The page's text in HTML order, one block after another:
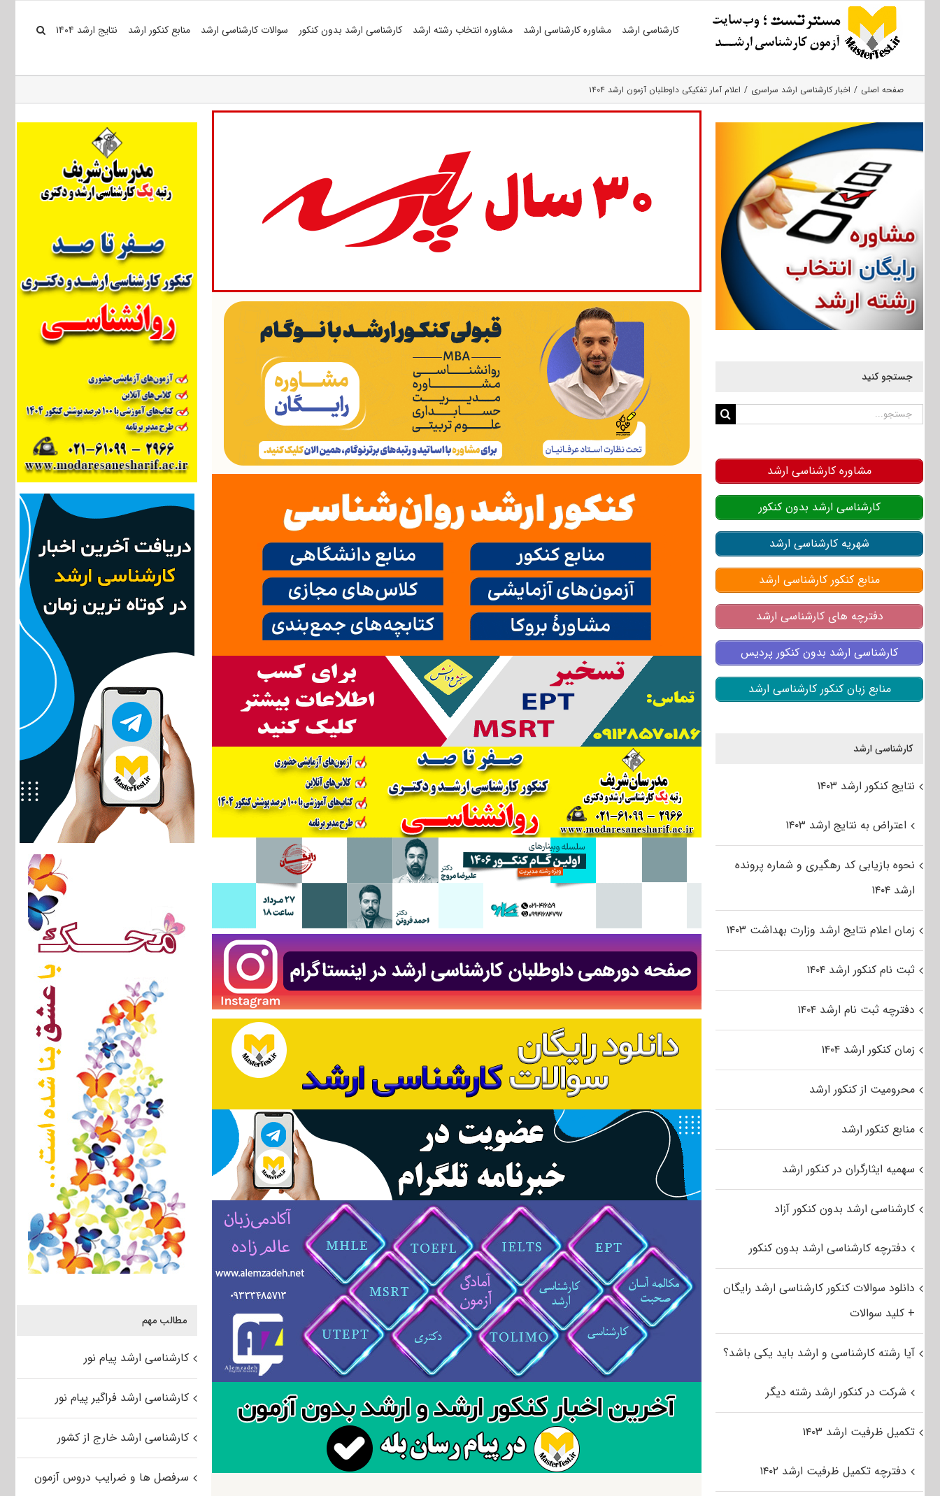
کارشناسی ارشد مشاوره کارشناسی ارشد مشاوره انتخاب رشته ارشد کارشناسی ارشد بدون کنکور سوالات کارشناسی ارشد منابع کنکور ارشد نتایج ارشد ۱۴۰۴
صفحه اصلی اخبار کارشناسی ارشد سراسری اعلام آمار تفکیکی داوطلبان آزمون‌ ارشد ۱۴۰۴
مطالب مهم
کارشناسی ارشد پیام نور
کارشناسی ارشد فراگیر پیام نور
کارشناسی ارشد خارج از کشور
سرفصل ها و ضرایب دروس آزمون
جستجو کنید
جستجو
مشاوره کارشناسی ارشد
کارشناسی ارشد بدون کنکور
شهریه کارشناسی ارشد
منابع کنکور کارشناسی ارشد
دفترچه های کارشناسی ارشد
کارشناسی ارشد بدون کنکور پردیس
منابع زبان کنکور کارشناسی ارشد
کارشناسی ارشد
نتایج کنکور ارشد ۱۴۰۳
اعتراض به نتایج ارشد ۱۴۰۳
نحوه بازیابی کد رهگیری و شماره پرونده
ارشد ۱۴۰۴
زمان اعلام نتایج ارشد وزارت بهداشت ۱۴۰۳
ثبت نام کنکور ارشد ۱۴۰۴
دفترچه ثبت نام ارشد ۱۴۰۴
زمان کنکور ارشد ۱۴۰۴
محرومیت از کنکور ارشد
منابع کنکور ارشد
سهمیه ایثارگران در کنکور ارشد
کارشناسی ارشد بدون کنکور آزاد
دفترچه کارشناسی ارشد بدون کنکور
دانلود سوالات کنکور کارشناسی ارشد رایگان
+ کلید سوالات
آیا رشته کارشناسی و ارشد باید یکی باشد؟
شرکت در کنکور ارشد رشته دیگر
تکمیل ظرفیت ارشد ۱۴۰۳
دفترچه تکمیل ظرفیت ارشد ۱۴۰۲